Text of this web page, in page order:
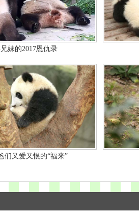
妹的2017恩仇录
们又爱又恨的“福来”